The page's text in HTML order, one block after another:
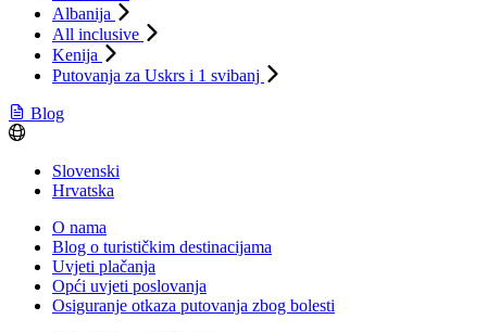
Albanija
All inclusive
Kenija
Putovanja za Uskrs i 1 svibanj
Blog
Slovenski
Hrvatska
O nama
Blog o turističkim destinacijama
Uvjeti plačanja
Opći uvjeti poslovanja
Osiguranje otkaza putovanja zbog bolesti